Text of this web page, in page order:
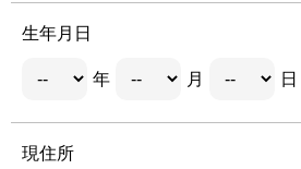
生年月日
年 月 日
現住所